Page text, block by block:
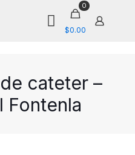
0
$0.00
cateter –
Fontenla